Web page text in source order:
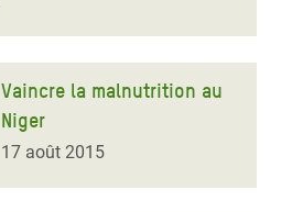
Vaincre la malnutrition au
Niger
17 août 2015